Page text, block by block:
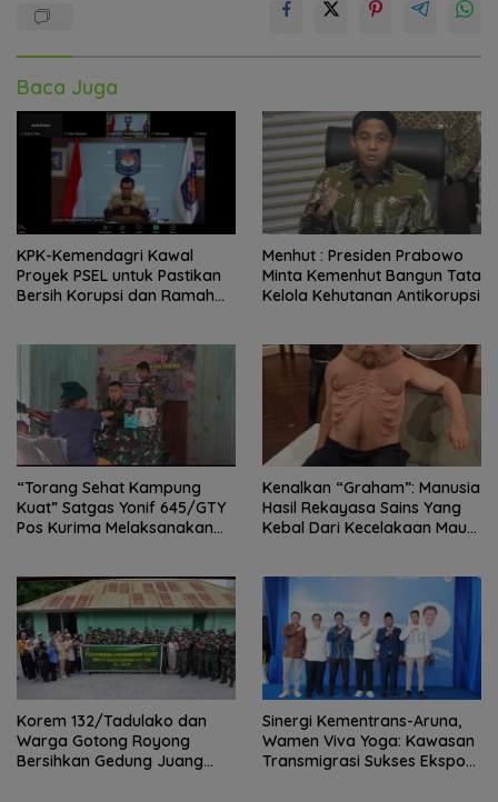
Baca Juga
KPK-Kemendagri Kawal
Proyek PSEL untuk Pastikan
Bersih Korupsi dan Ramah
Menhut : Presiden Prabowo
Minta Kemenhut Bangun Tata
Kelola Kehutanan Antikorupsi
“Torang Sehat Kampung
Kuat” Satgas Yonif 645/GTY
Pos Kurima Melaksanakan
Kenalkan “Graham”: Manusia
Hasil Rekayasa Sains Yang
Kebal Dari Kecelakaan Maut
Korem 132/Tadulako dan
Warga Gotong Royong
Bersihkan Gedung Juang
Sinergi Kementrans-Aruna,
Wamen Viva Yoga: Kawasan
Transmigrasi Sukses Ekspor